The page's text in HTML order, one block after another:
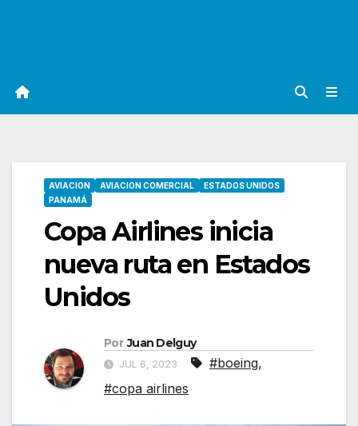
AVIACION AVIACION COMERCIAL
ESTADOS UNIDOS
PANAMÁ
Copa Airlines inicia
nueva ruta en Estados
Unidos
Por Juan Delguy
JUL 6, 2023 #boeing,
#copa airlines